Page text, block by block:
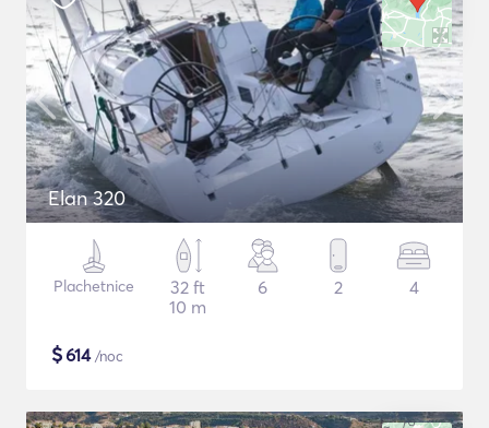
Elan 320
Plachetnice
32 ft
10 m
6 2 4
$614/noc